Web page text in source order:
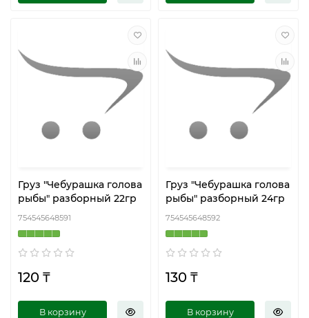
Груз "Чебурашка голова
рыбы" разборный 22гр
754545648591
120 ₸
В корзину
Груз "Чебурашка голова
рыбы" разборный 24гр
754545648592
130 ₸
В корзину